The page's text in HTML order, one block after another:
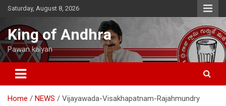
Skip
content
Saturday, August 8, 2026
King of Andhra
Pawan kalyan
Home NEWS Vijayawada-Visakhapatnam-Rajahmundry